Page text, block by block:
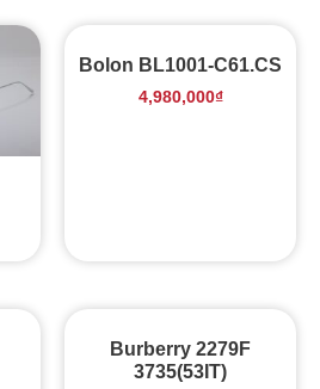
Bolon BL1001-C61.CS
4,980,000₫
Burberry 2279F
3735(53IT)